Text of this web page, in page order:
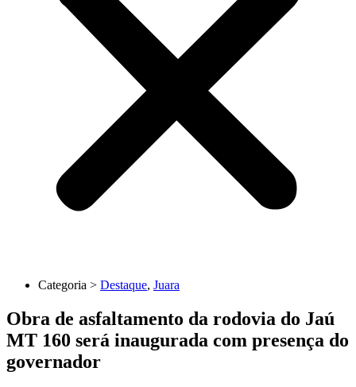
Categoria > Destaque, Juara
Obra de asfaltamento da rodovia do Jaú
MT 160 será inaugurada com presença do
governador